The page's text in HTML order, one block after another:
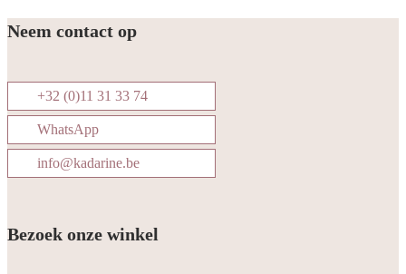
Neem contact op
+32 (0)11 31 33 74
WhatsApp
info@kadarine.be
Bezoek onze winkel